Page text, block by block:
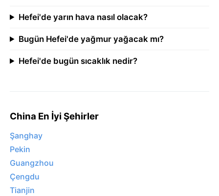
Hefei'de yarın hava nasıl olacak?
Bugün Hefei'de yağmur yağacak mı?
Hefei'de bugün sıcaklık nedir?
China En İyi Şehirler
Şanghay
Pekin
Guangzhou
Çengdu
Tianjin